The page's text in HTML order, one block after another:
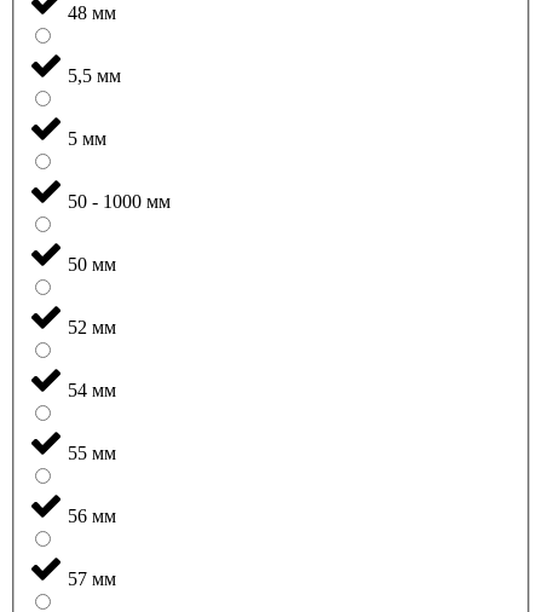
48 мм
5,5 мм
5 мм
50 - 1000 мм
50 мм
52 мм
54 мм
55 мм
56 мм
57 мм